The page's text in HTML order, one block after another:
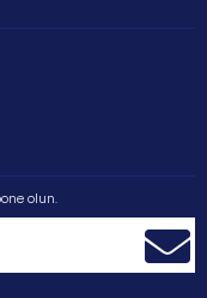
olun.